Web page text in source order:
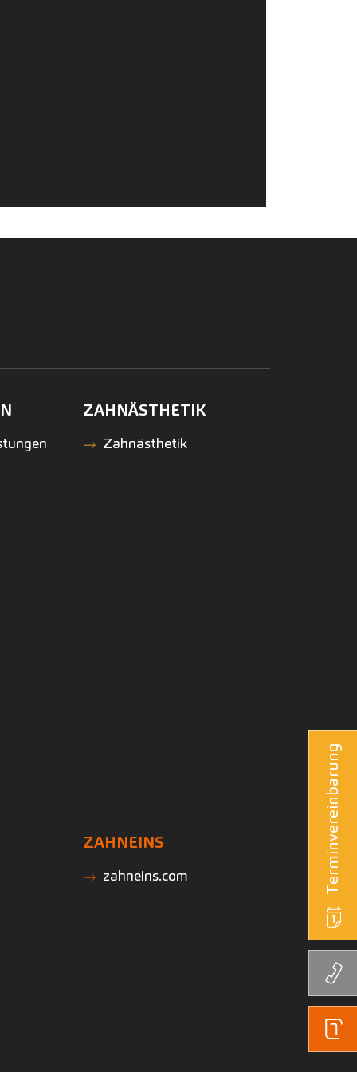
ZAHNÄSTHETIK
Zahnästhetik
ZAHNEINS
zahneins.com Terminvereinbarung